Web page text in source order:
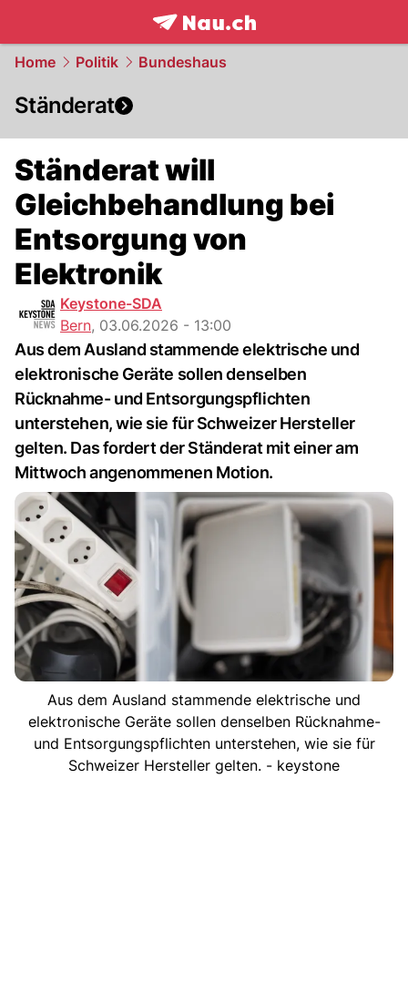
frontpage.NAU.ch
Home Politik Bundeshaus
Ständerat
Ständerat will
Gleichbehandlung bei
Entsorgung von
Elektronik
Keystone-SDA
Bern, 03.06.2026 - 13:00
Aus dem Ausland stammende elektrische und
elektronische Geräte sollen denselben
Rücknahme- und Entsorgungspflichten
unterstehen, wie sie für Schweizer Hersteller
gelten. Das fordert der Ständerat mit einer am
Mittwoch angenommenen Motion.
Aus dem Ausland stammende elektrische und
elektronische Geräte sollen denselben Rücknahme-
und Entsorgungspflichten unterstehen, wie sie für
Schweizer Hersteller gelten. - keystone